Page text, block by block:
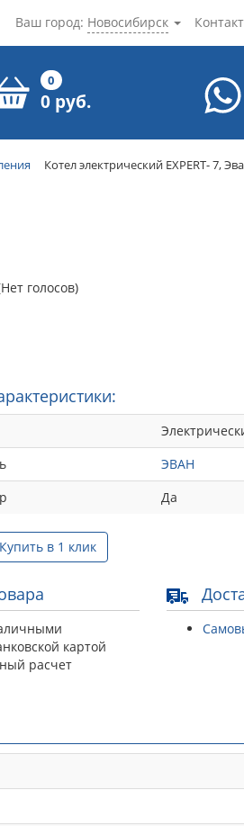
Ваш город: Новосибирск
0
0 руб.
Котел электрический EXPERT- 7,
голосов)
ЭВАН
Да
Купить в 1 клик
картой
расчет